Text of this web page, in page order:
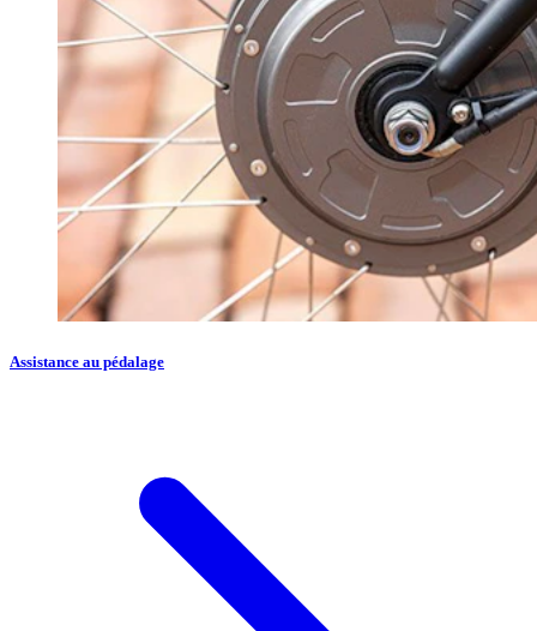
Assistance au pédalage